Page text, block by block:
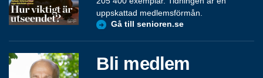
uppskattad medlemsförmån.
Gå till senioren.se
Bli medlem